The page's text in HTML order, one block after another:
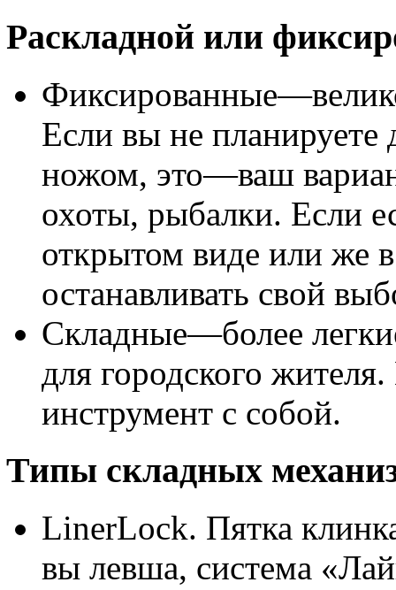
Раскладной или
Если вы не планируете
ножом, это—ваш
охоты, рыбалки. Если
открытом виде или
останавливать свой
Складные—более
для городского
инструмент с собой.
Типы складных
LinerLock. Пятка
вы левша, система